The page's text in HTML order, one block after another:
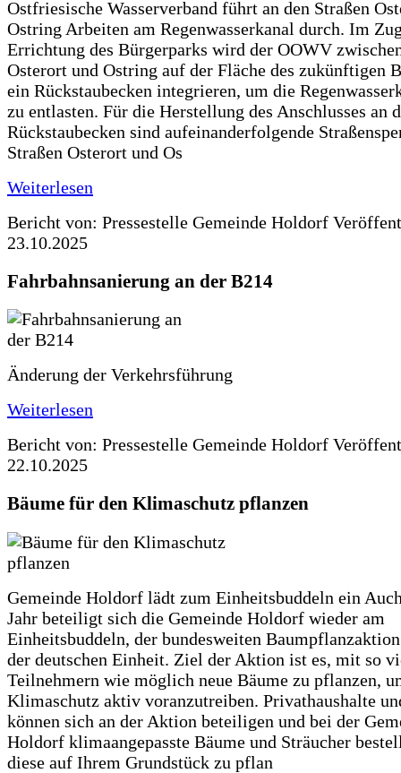
Ostfriesische Wasserverband führt an den Straßen
Ostring Arbeiten am Regenwasserkanal durch. Im
Errichtung des Bürgerparks wird der OOWV
Osterort und Ostring auf der Fläche des zukünftigen
ein Rückstaubecken integrieren, um die
zu entlasten. Für die Herstellung des Anschlusses an
Rückstaubecken sind aufeinanderfolgende
Straßen Osterort und Os
Weiterlesen
Bericht von: Pressestelle Gemeinde Holdorf
23.10.2025
Fahrbahnsanierung an der B214
Änderung der Verkehrsführung
Weiterlesen
Bericht von: Pressestelle Gemeinde Holdorf
22.10.2025
Bäume für den Klimaschutz pflanzen
Gemeinde Holdorf lädt zum Einheitsbuddeln ein
Jahr beteiligt sich die Gemeinde Holdorf wieder am
Einheitsbuddeln, der bundesweiten
der deutschen Einheit. Ziel der Aktion ist es, mit so
Teilnehmern wie möglich neue Bäume zu pflanzen,
Klimaschutz aktiv voranzutreiben. Privathaushalte
können sich an der Aktion beteiligen und bei der
Holdorf klimaangepasste Bäume und Sträucher
diese auf Ihrem Grundstück zu pflan